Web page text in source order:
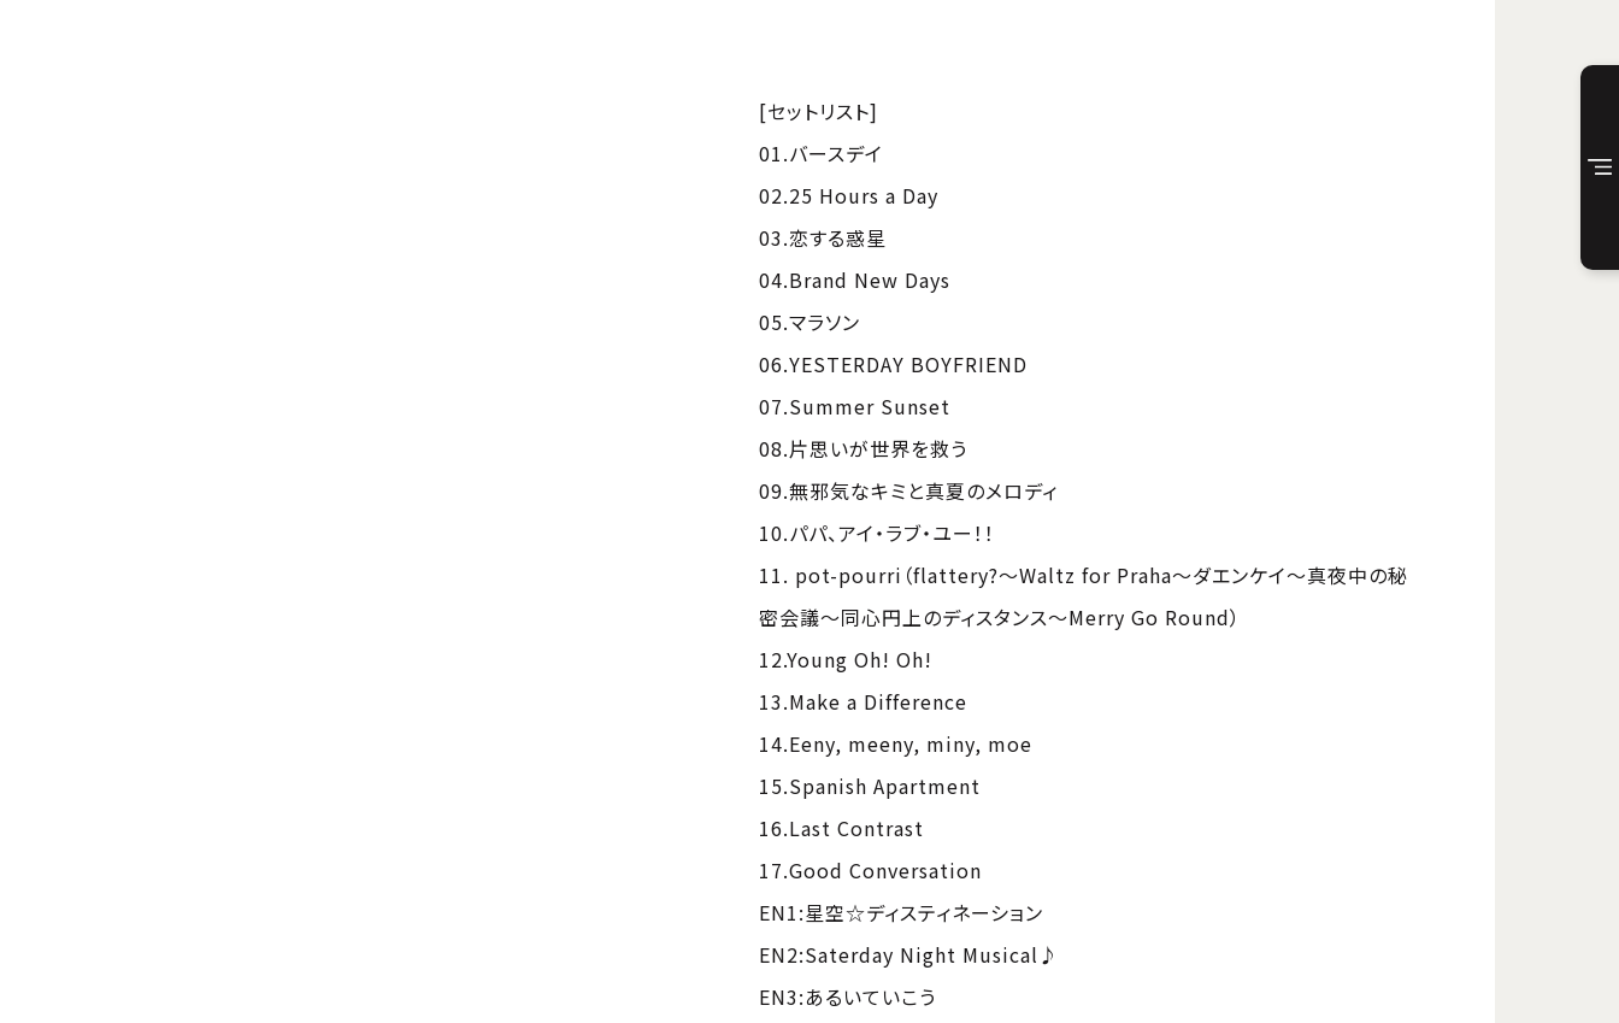
[セットリスト]
01.バースデイ
02.25 Hours a Day
03.恋する惑星
04.Brand New Days
05.マラソン
06.YESTERDAY BOYFRIEND
07.Summer Sunset
08.片思いが世界を救う
09.無邪気なキミと真夏のメロディ
10.パパ、アイ・ラブ・ユー！！
11. pot-pourri（flattery?～Waltz for Praha～ダエンケイ～真夜中の秘
密会議～同心円上のディスタンス～Merry Go Round）
12.Young Oh! Oh!
13.Make a Difference
14.Eeny, meeny, miny, moe
15.Spanish Apartment
16.Last Contrast
17.Good Conversation
EN1:星空☆ディスティネーション
EN2:Saterday Night Musical♪
EN3:あるいていこう